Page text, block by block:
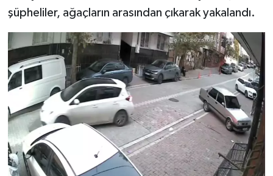
şüpheliler, ağaçların arasından çıkarak yakalandı.